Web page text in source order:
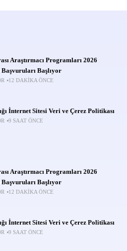
Araştırmacı Programları 2026
Başvuruları Başlıyor
12 DAKIKA ÖNCE
İnternet Sitesi Veri ve Çerez Politikası
9 SAAT ÖNCE
Araştırmacı Programları 2026
Başvuruları Başlıyor
12 DAKIKA ÖNCE
İnternet Sitesi Veri ve Çerez Politikası
9 SAAT ÖNCE